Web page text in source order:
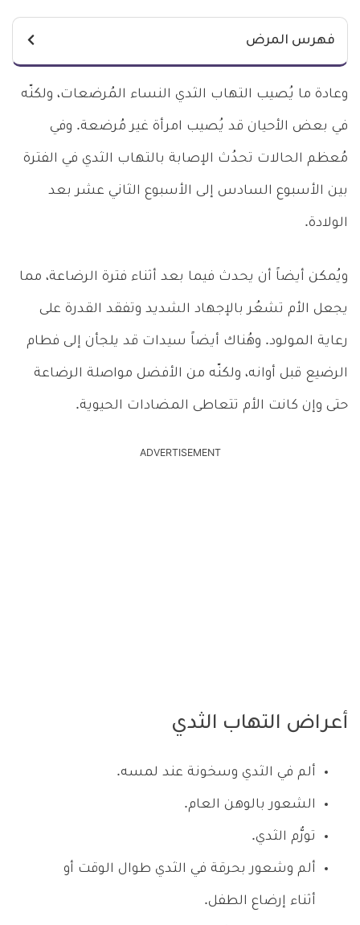
فهرس المرض
وعادة ما يُصيب التهاب الثدي النساء المُرضعات، ولكنّه
في بعض الأحيان قد يُصيب امرأة غير مُرضعة. وفي
مُعظم الحالات تحدُث الإصابة بالتهاب الثدي في الفترة
بين الأسبوع السادس إلى الأسبوع الثاني عشر بعد
الولادة.
ويُمكن أيضاً أن يحدث فيما بعد أثناء فترة الرضاعة، مما
يجعل الأم تشعُر بالإجهاد الشديد وتفقد القدرة على
رعاية المولود. وهُناك أيضاً سيدات قد يلجأن إلى فطام
الرضيع قبل أوانه، ولكنّه من الأفضل مواصلة الرضاعة
حتى وإن كانت الأم تتعاطى المضادات الحيوية.
ADVERTISEMENT
أعراض التهاب الثدي
ألم في الثدي وسخونة عند لمسه.
الشعور بالوهن العام.
تورُّم الثدي.
ألم وشعور بحرقة في الثدي طوال الوقت أو
أثناء إرضاع الطفل.